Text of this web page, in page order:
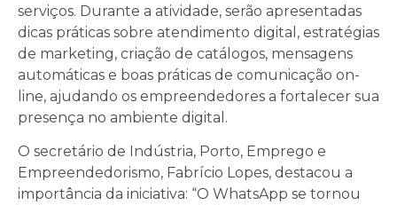
serviços. Durante a atividade, serão apresentadas
dicas práticas sobre atendimento digital, estratégias
de marketing, criação de catálogos, mensagens
automáticas e boas práticas de comunicação on-
line, ajudando os empreendedores a fortalecer sua
presença no ambiente digital.
O secretário de Indústria, Porto, Emprego e
Empreendedorismo, Fabrício Lopes, destacou a
importância da iniciativa: “O WhatsApp se tornou